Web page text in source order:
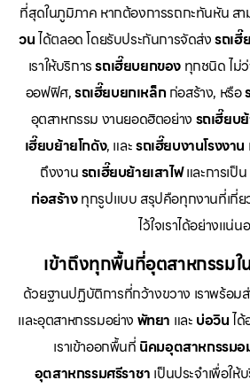
ที่สุดในภูมิภาค หากต้องการรถกะทันหัน สา
วนได้ตลอด โดยรับประกันการจัดส่งรถเ
เราให้บริการรถเฮี๊ยบยกของ ทุกชนิด ไม่
ออฟฟิศ,รถเฮี๊ยบยกเหล็กก่อสร้าง, หรือ
อุตสาหกรรม งานยอดฮิตอย่าง รถเฮี๊ยบ
เฮี๊ยบย้ายโกดัง, และรถเฮี๊ยบงานโรงงาน
ถึงงานรถเฮี๊ยบย้ายเสาไฟและการเป็น
ก่อสร้างทุกรูปแบบ สรุปคือทุกงานที่เกี่
ไว้ใจเราได้อย่างแน่น
เข้าถึงทุกพื้นที่อุตสาหกรรม
ด้วยฐานปฏิบัติการที่กว้างขวาง เราพร้อม
และอุตสาหกรรมอย่าง พัทยา และ บ่อวินไ
เราเข้าออกพื้นที่ นิคมอุตสาหกรรมอ
อุตสาหกรรมศรีราชา เป็นประจำเพื่อใ